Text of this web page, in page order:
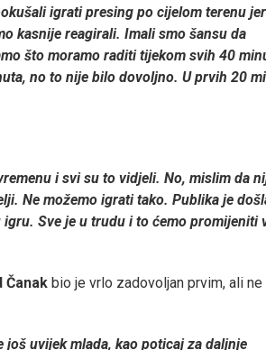
igrati presing po cijelom terenu
kasnije reagirali. Imali smo šansu da
što moramo raditi tijekom svih 40
no to nije bilo dovoljno. U prvih 20
i svi su to vidjeli. No, mislim da
Ne možemo igrati tako. Publika je
Sve je u trudu i to ćemo promijeniti
Čanak bio je vrlo zadovoljan prvim, ali ne
još uvijek mlada, kao poticaj za daljnje